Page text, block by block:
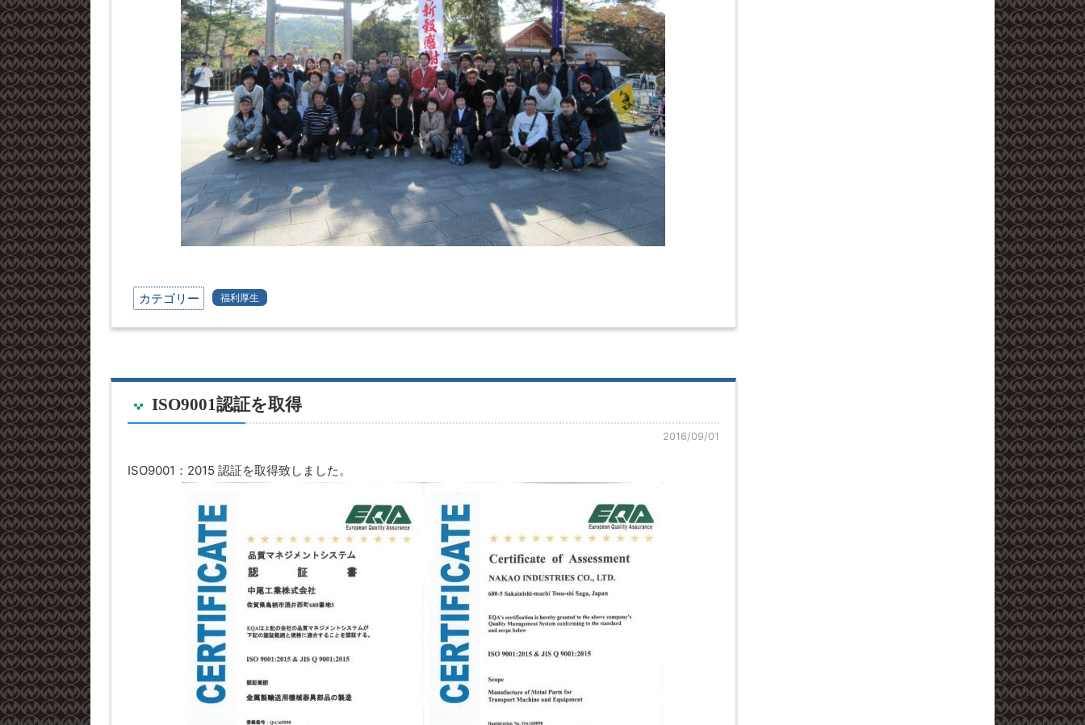
カテゴリー 福利厚生
ISO9001認証を取得
2016/09/01
ISO9001：2015 認証を取得致しました。